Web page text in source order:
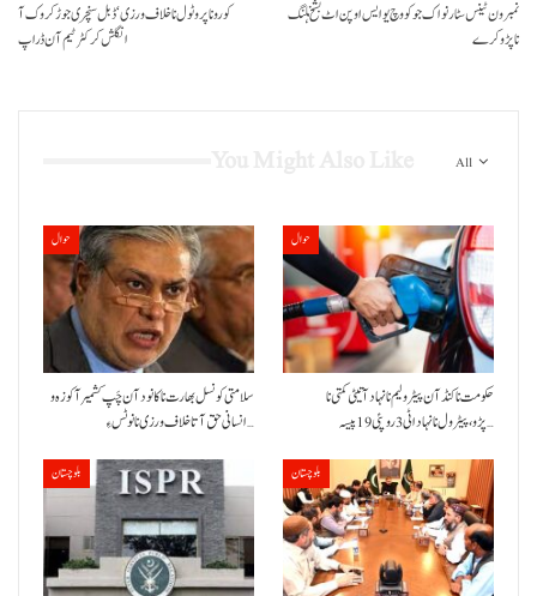
کورونا پروٹول نا خلاف ورزی‘ڈبل سنچری جوڑ کروک آ
انگلش کرکٹر ٹیم آن ڈراپ
نمبرون ٹینس سٹار نواک جوکووچ یو ایس اوپن اٹ بشخ ہلنگ
نا پڑو کرے
All
حوال
سلامتی کونسل بھارت نا کانود آن چَپ کشمیر آ کوزہ و
انسانی حق آتا خلاف ورزی نا نوٹس ءِ…
حوال
حکومت نا کنڈ آن پیٹرولیم نا نہاد آتیٹی کمتی نا
پڑو،پیٹرول نا نہاد اٹی 3 روپئی 19 پیسہ…
بلوچستان بلوچستان